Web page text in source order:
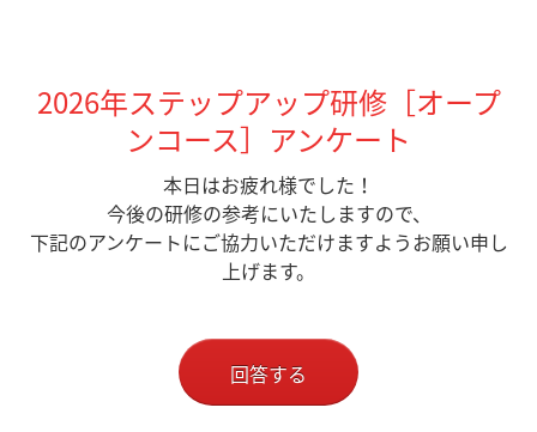
2026年ステップアップ研修［オープ
ンコース］アンケート
本日はお疲れ様でした！
今後の研修の参考にいたしますので、
下記のアンケートにご協力いただけますようお願い申し
上げます。
回答する